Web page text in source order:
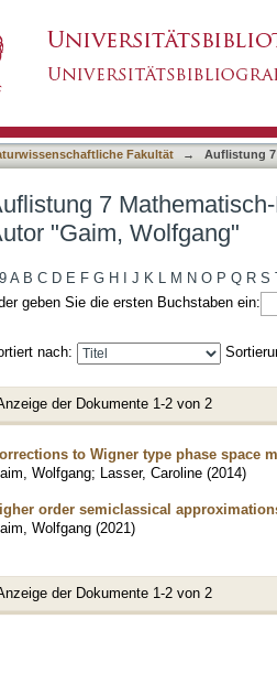
Fakultät → Auflistung
7
"Gaim, Wolfgang"
A B C D E F G H J K L M N O P Q R S
geben Sie die ersten Buchstaben ein:
nach:
der Dokumente 1-2 von 2
to Wigner type phase space
Wolfgang; Lasser, Caroline (2014)
order semiclassical
Wolfgang (2021)
der Dokumente 1-2 von 2